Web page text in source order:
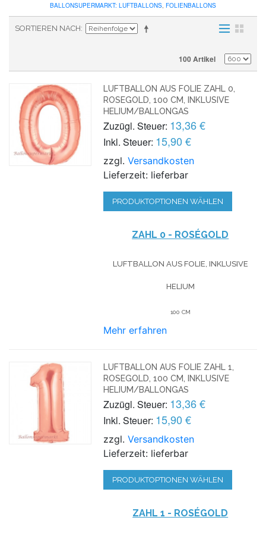
BALLONSUPERMARKT: LUFTBALLONS, FOLIENBALLONS
SORTIEREN NACH
100 Artikel
LUFTBALLON AUS FOLIE ZAHL 0,
ROSEGOLD, 100 CM, INKLUSIVE
HELIUM/BALLONGAS
Zuzügl. Steuer: 13,36 €
Inkl. Steuer: 15,90 €
zzgl.Versandkosten
Lieferzeit: lieferbar
PRODUKTOPTIONEN WÄHLEN
ZAHL 0 - ROSÉGOLD
LUFTBALLON AUS FOLIE, INKLUSIVE
HELIUM
100 CM
Mehr erfahren
LUFTBALLON AUS FOLIE ZAHL 1,
ROSEGOLD, 100 CM, INKLUSIVE
HELIUM/BALLONGAS
Zuzügl. Steuer: 13,36 €
Inkl. Steuer: 15,90 €
zzgl.Versandkosten
Lieferzeit: lieferbar
PRODUKTOPTIONEN WÄHLEN
ZAHL 1 - ROSÉGOLD